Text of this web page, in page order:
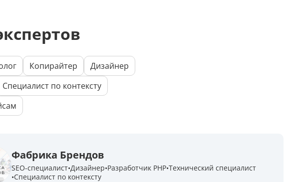
Описание видео
Объявление для авито
Копирайтер
Дизайнер
Специалист по контексту
Фабрика Брендов
SEO-специалист Дизайнер Разработчик PHP Технический специалист
Специалист по контексту